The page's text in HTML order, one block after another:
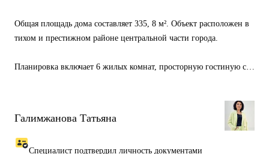
Общая площадь дома составляет 335, 8 м². Объект расположен в
тихом и престижном районе центральной части города.
Планировка включает 6 жилых комнат, просторную гостиную с
Для отдыха и досуга предусмотрены сауна и джакузи. Цокольный
Галимжанова Татьяна
Специалист подтвердил личность документами